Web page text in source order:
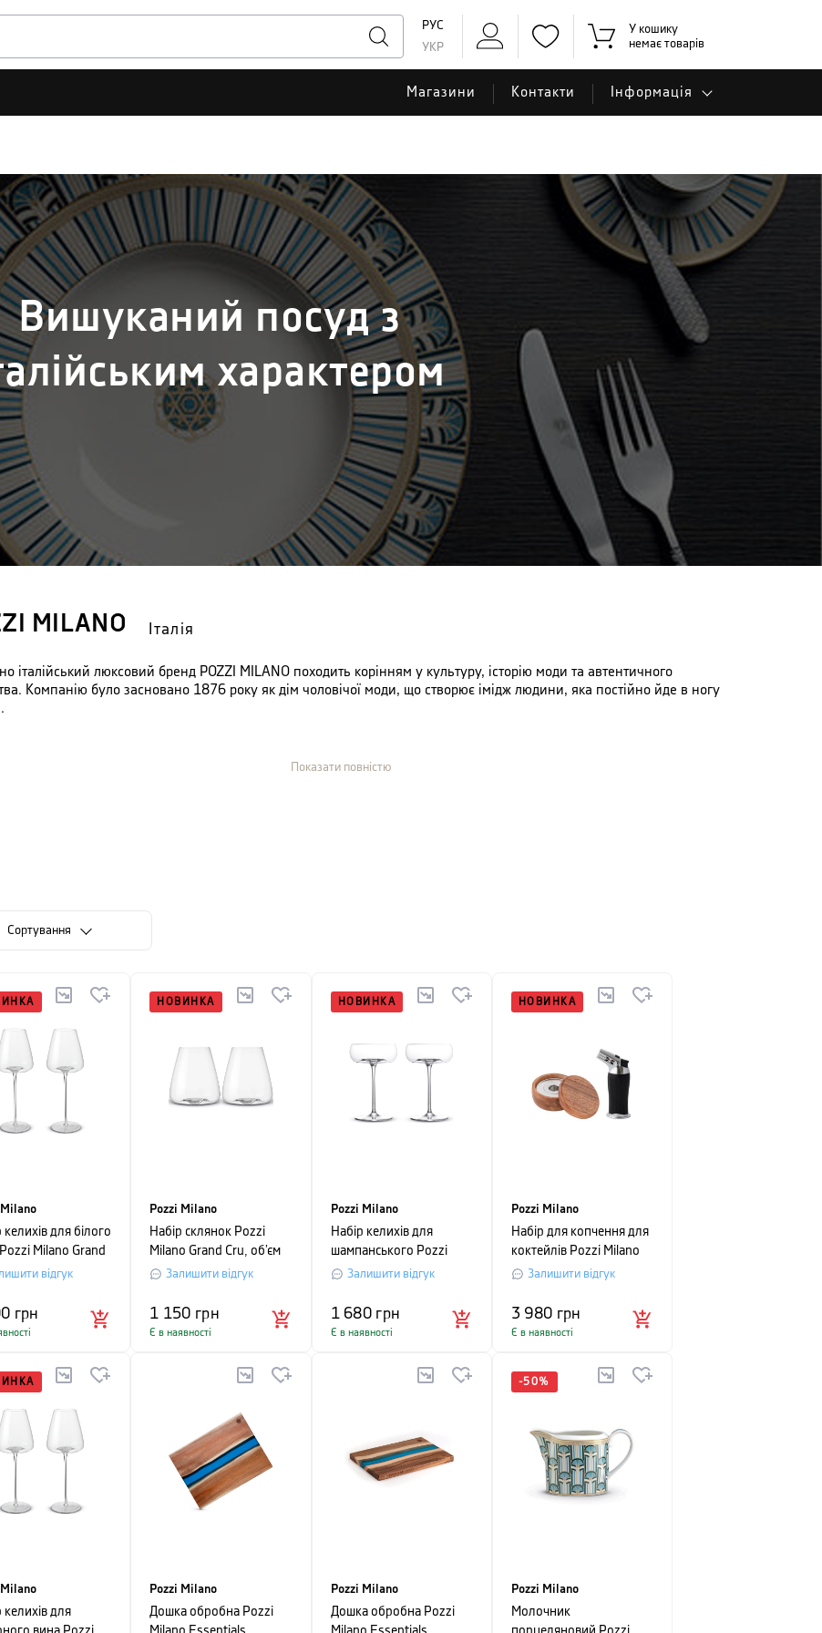
РУС
УКР
У кошику
немає товарів
Магазини Контакти Інформація
Вишуканий посуд з
характером
MILANO Італія
італійський люксовий бренд POZZI MILANO походить корінням у культуру, історію моди та автентичного
Компанію було засновано 1876 року як дім чоловічої моди, що створює імідж людини, яка постійно йде в ногу
посуду та аксесуарів для меблів, але залишається глибоко вірним своєму інноваційному характеру, а також
собою унікальну цінність.
Показати повністю
Сортування
келихів для білого
Milano Grand
0,35 л,
відгук
грн
НОВИНКА
Pozzi Milano
Набір склянок Pozzi
Milano Grand Cru, об’єм
0,53 л, прозорий, 2 шт
Залишити відгук
1 150 грн
Є в наявності
НОВИНКА
Pozzi Milano
Набір келихів для
шампанського Pozzi
Milano Grand Cru, об’єм
Залишити відгук
1 680 грн
Є в наявності
НОВИНКА
Pozzi Milano
Набір для копчення для
коктейлів Pozzi Milano
Silver Nights, 7
Залишити відгук
3 980 грн
Є в наявності
келихів для
Pozzi Milano
Дошка обробна Pozzi
Pozzi Milano
Дошка обробна Pozzi
-50%
Pozzi Milano
Молочник